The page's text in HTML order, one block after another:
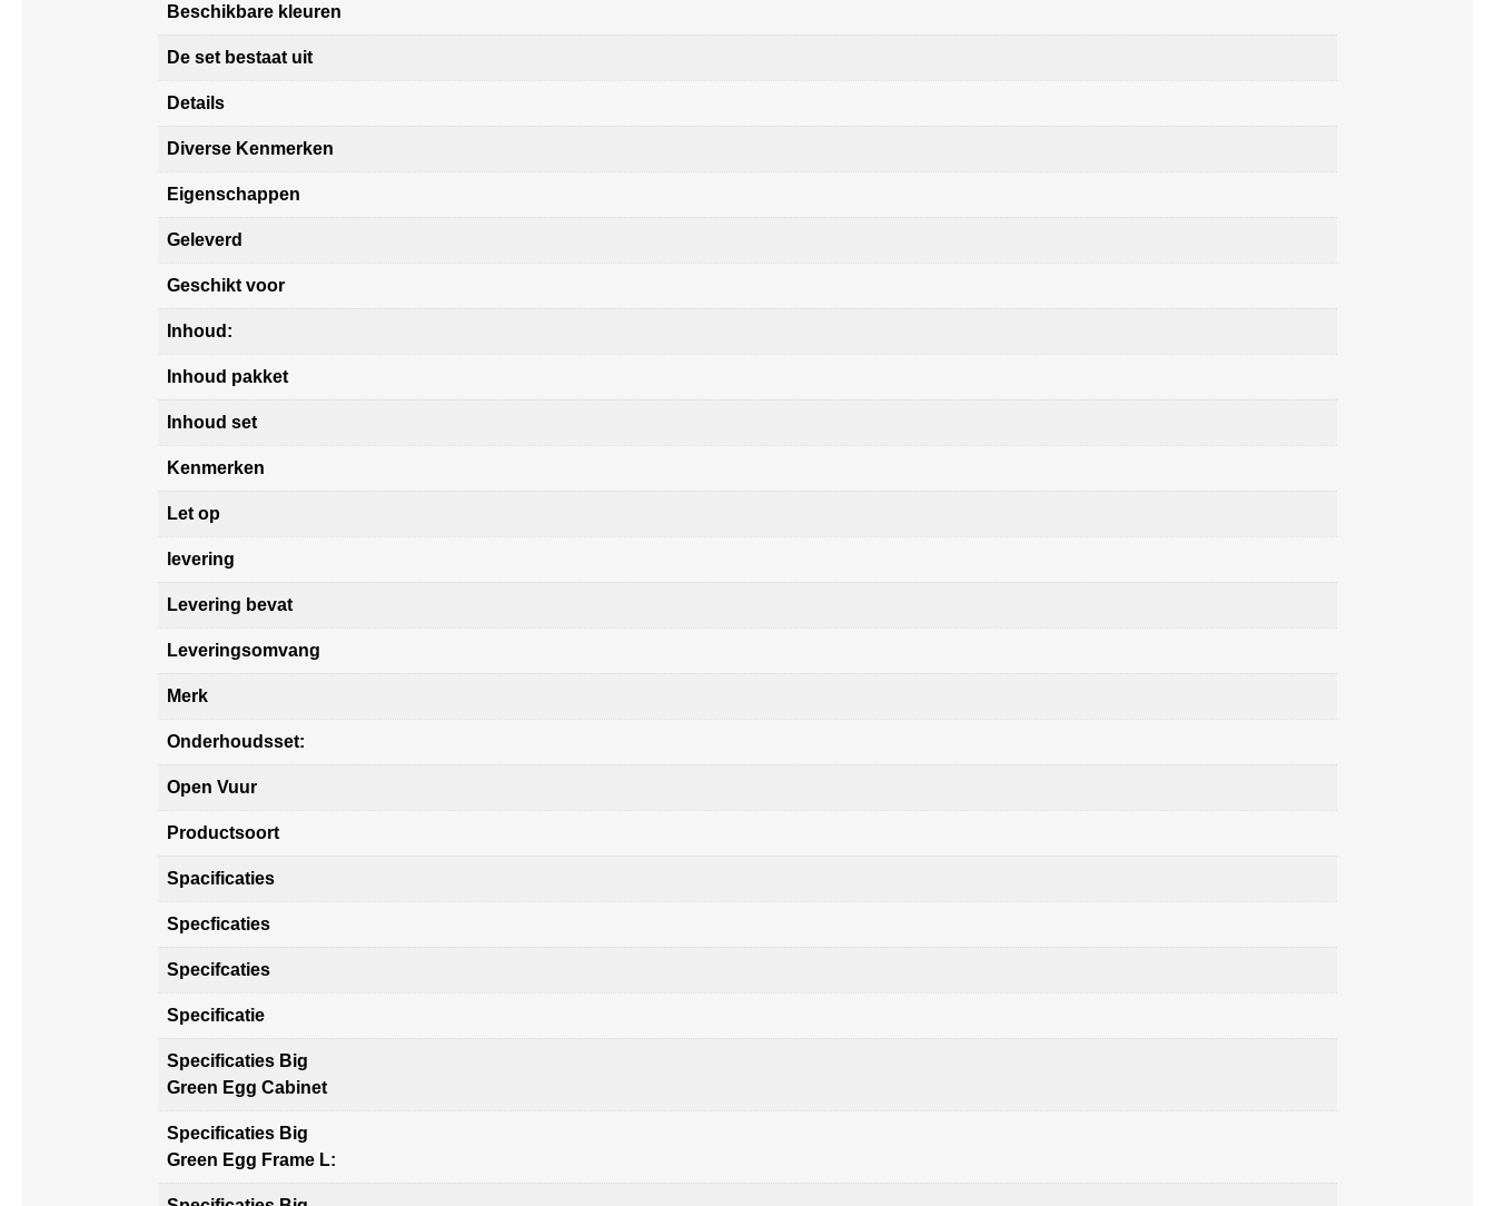
Beschikbare kleuren
De set bestaat uit
Details
Diverse Kenmerken
Eigenschappen
Geleverd
Geschikt voor
Inhoud:
Inhoud pakket
Inhoud set
Kenmerken
Let op
levering
Levering bevat
Leveringsomvang
Merk
Onderhoudsset:
Open Vuur
Productsoort
Spacificaties
Specficaties
Specifcaties
Specificatie
Specificaties Big
Green Egg Cabinet
Specificaties Big
Green Egg Frame L: